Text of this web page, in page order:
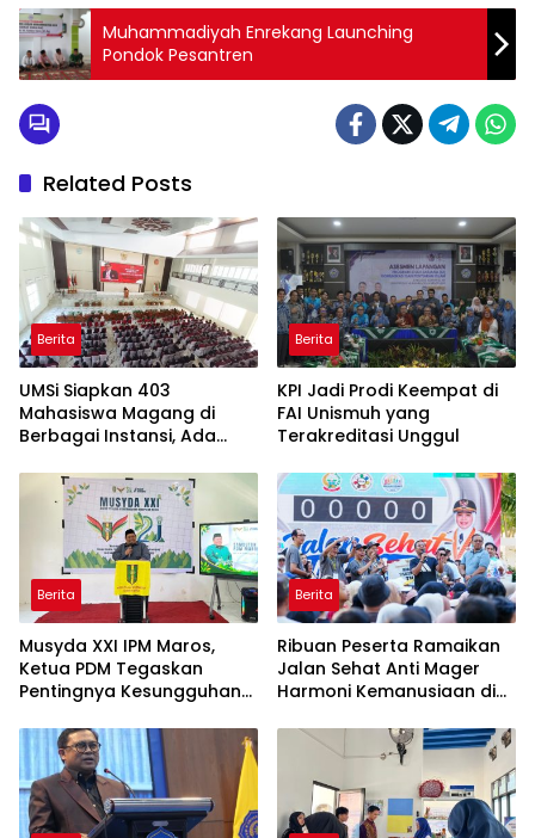
Muhammadiyah Enrekang Launching
Pondok Pesantren
Related Posts
Berita
UMSi Siapkan 403
Mahasiswa Magang di
Berbagai Instansi, Ada
Taiwan
Berita
KPI Jadi Prodi Keempat di
FAI Unismuh yang
Terakreditasi Unggul
Berita
Musyda XXI IPM Maros,
Ketua PDM Tegaskan
Pentingnya Kesungguhan
Berita
Ribuan Peserta Ramaikan
Jalan Sehat Anti Mager
Harmoni Kemanusiaan di